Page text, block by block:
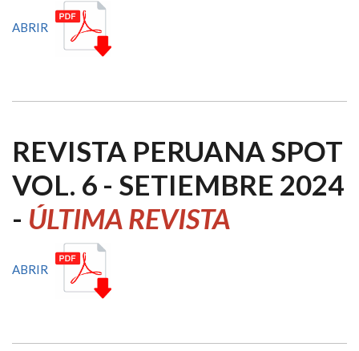
ABRIR
REVISTA PERUANA SPOT
VOL. 6 - SETIEMBRE 2024
- ÚLTIMA REVISTA
ABRIR